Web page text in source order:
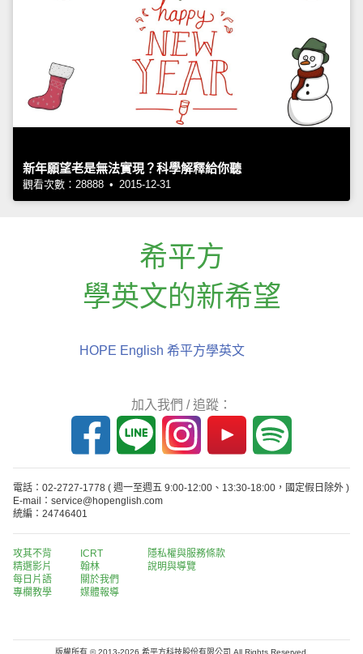
新年願望老是無法實現？科學解釋給你聽
觀看次數：28888 • 2015-12-31
希平方
學英文的新希望
HOPE English 希平方學英文
加入我們 / 追蹤：
電話：02-2727-1778 ( 週一至週五 9:00-12:00、13:30-18:00，國定假日除外 )
E-mail：service@hopenglish.com
統編：24746401
攻其不背
精選影片
每日片語
專欄教學
ICRT
翰林
關於我們
媒體報導
隱私權與服務條款
說明與導覽
版權所有 © 2013-2026 希平方科技股份有限公司 All Rights Reserved.